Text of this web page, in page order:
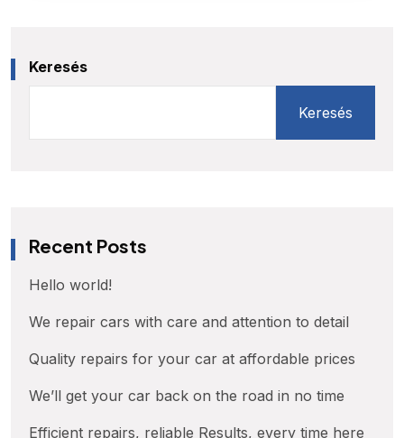
Keresés
Keresés
Recent Posts
Hello world!
We repair cars with care and attention to detail
Quality repairs for your car at affordable prices
We’ll get your car back on the road in no time
Efficient repairs, reliable Results, every time here